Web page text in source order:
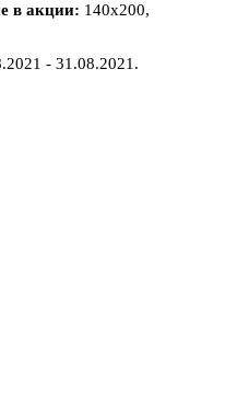
в акции: 140х200,
- 31.08.2021.